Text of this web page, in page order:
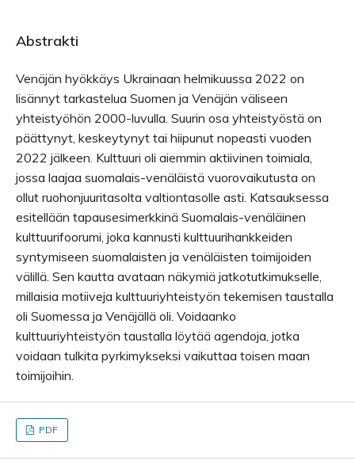
Abstrakti
Venäjän hyökkäys Ukrainaan helmikuussa 2022 on
lisännyt tarkastelua Suomen ja Venäjän väliseen
yhteistyöhön 2000-luvulla. Suurin osa yhteistyöstä on
päättynyt, keskeytynyt tai hiipunut nopeasti vuoden
2022 jälkeen. Kulttuuri oli aiemmin aktiivinen toimiala,
jossa laajaa suomalais-venäläistä vuorovaikutusta on
ollut ruohonjuuritasolta valtiontasolle asti. Katsauksessa
esitellään tapausesimerkkinä Suomalais-venäläinen
kulttuurifoorumi, joka kannusti kulttuurihankkeiden
syntymiseen suomalaisten ja venäläisten toimijoiden
välillä. Sen kautta avataan näkymiä jatkotutkimukselle,
millaisia motiiveja kulttuuriyhteistyön tekemisen taustalla
oli Suomessa ja Venäjällä oli. Voidaanko
kulttuuriyhteistyön taustalla löytää agendoja, jotka
voidaan tulkita pyrkimykseksi vaikuttaa toisen maan
toimijoihin.
PDF